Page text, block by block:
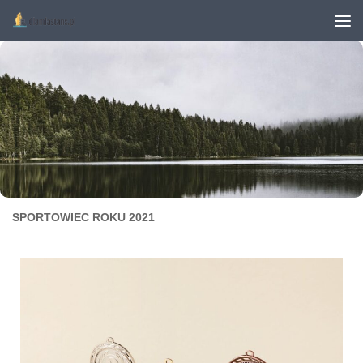
Przejdź do treści
SPORTOWIEC ROKU 2021